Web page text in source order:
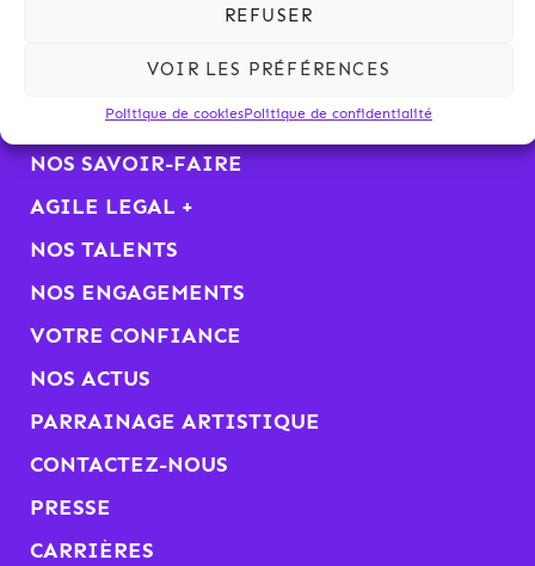
REFUSER
VOIR LES PRÉFÉRENCES
Politique de cookiesPolitique de confidentialité
VOIR TOUTES LES ACTUS
KALLIOPÉ
NOS SAVOIR-FAIRE
AGILE LEGAL +
NOS TALENTS
NOS ENGAGEMENTS
VOTRE CONFIANCE
NOS ACTUS
PARRAINAGE ARTISTIQUE
CONTACTEZ-NOUS
PRESSE
CARRIÈRES